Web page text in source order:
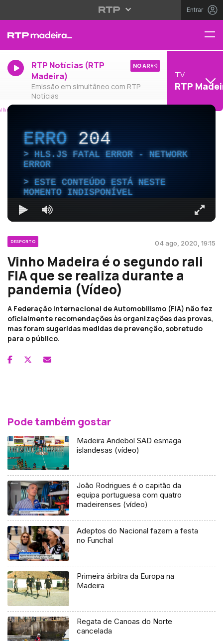
Entrar
RTP Notícias (RTP
Madeira)
Emissão em simultâneo com RTP
Notícias
NO AR
TV
RTP
ERRO204
HLS.JS FATAL ERROR - NETWORK
ERROR
ESTE CONTEÚDO ESTÁ NESTE
MOMENTO INDISPONÍVEL
DESPORTO 04 ago, 2020, 19:15
Vinho Madeira é o segundo rali
FIA que se realiza durante a
pandemia (Vídeo)
A Federação Internacional de Automobilismo (FIA) não fez
oficialmente recomendações às organizações das provas,
mas foram sugeridas medidas de prevenção, sobretudo
para o público.
Pode também gostar
Madeira Andebol SAD esmaga
islandesas (vídeo)
João Rodrigues é o capitão da
equipa portuguesa com quatro
madeirenses (vídeo)
Adeptos do Nacional fazem a festa
no Funchal
Primeira árbitra da Europa na
Madeira
Regata de Canoas do Norte
cancelada